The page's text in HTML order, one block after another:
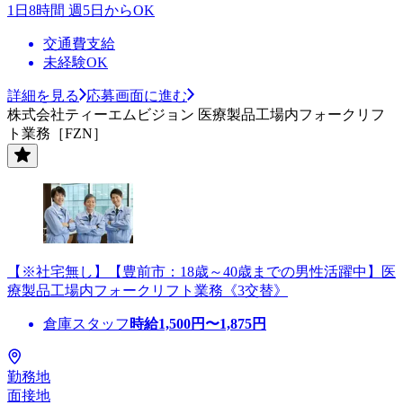
1日8時間 週5日からOK
交通費支給
未経験OK
詳細を見る
応募画面に進む
株式会社ティーエムビジョン 医療製品工場内フォークリフ
ト業務［FZN］
【※社宅無し】【豊前市：18歳～40歳までの男性活躍中】医
療製品工場内フォークリフト業務《3交替》
倉庫スタッフ 時給1,500円〜1,875円
勤務地
面接地